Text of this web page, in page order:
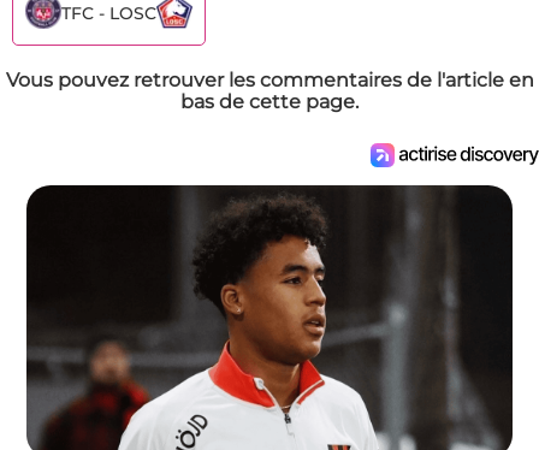
TFC - LOSC
Vous pouvez retrouver les commentaires de l'article en
bas de cette page.